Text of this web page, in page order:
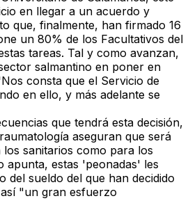
en llegar a un acuerdo y
que, finalmente, han firmado 16
un 80% de los Facultativos del
tareas. Tal y como avanzan,
salmantino en poner en
consta que el Servicio de
en ello, y más adelante se
que tendrá esta decisión,
aseguran que será
sanitarios como para los
apunta, estas 'peonadas' les
del sueldo del que han decidido
"un gran esfuerzo